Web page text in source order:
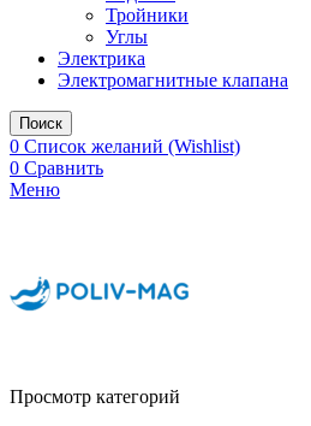
Тройники
Углы
Электрика
Электромагнитные клапана
Поиск
0 Список желаний (Wishlist)
0 Сравнить
Меню
Просмотр категорий